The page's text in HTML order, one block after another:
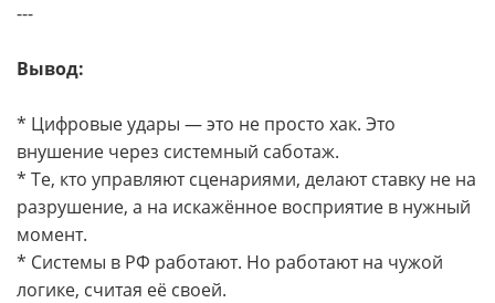
---
Вывод:
* Цифровые удары — это не просто хак. Это
внушение через системный саботаж.
* Те, кто управляют сценариями, делают ставку не на
разрушение, а на искажённое восприятие в нужный
момент.
* Системы в РФ работают. Но работают на чужой
логике, считая её своей.